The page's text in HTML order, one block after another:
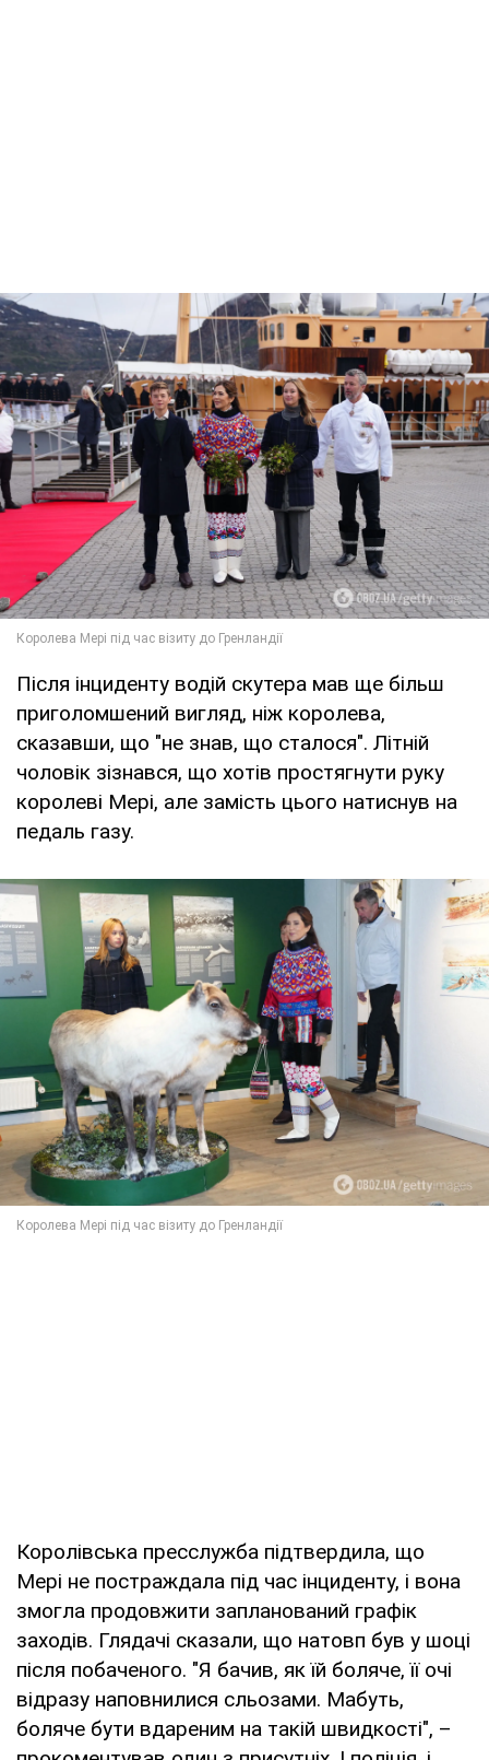
Після інциденту водій скутера мав ще більш
приголомшений вигляд, ніж королева,
сказавши, що "не знав, що сталося". Літній
чоловік зізнався, що хотів простягнути руку
королеві Мері, але замість цього натиснув на
педаль газу.
Королівська пресслужба підтвердила, що
Мері не постраждала під час інциденту, і вона
змогла продовжити запланований графік
заходів. Глядачі сказали, що натовп був у шоці
після побаченого. "Я бачив, як їй боляче, її очі
відразу наповнилися сльозами. Мабуть,
боляче бути вдареним на такій швидкості", –